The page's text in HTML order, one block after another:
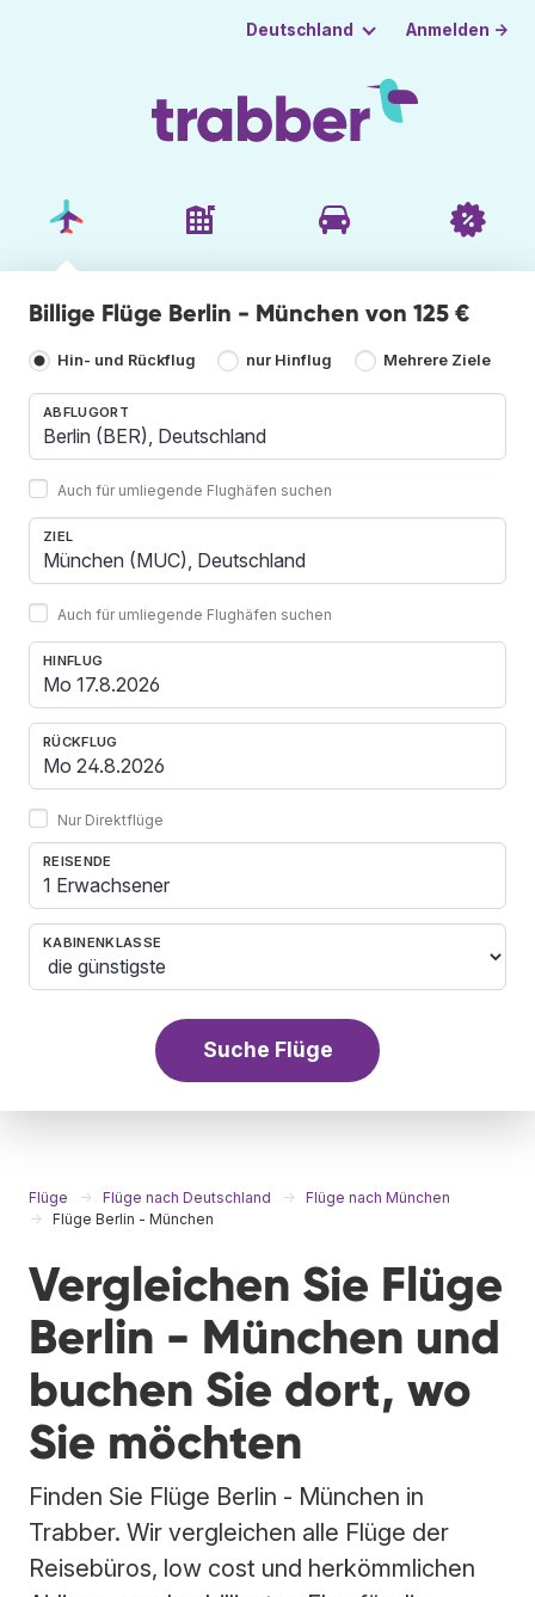
Deutschland Anmelden →
Billige Flüge Berlin - München von 125 €
Hin- und Rückflug nur Hinflug Mehrere Ziele
ABFLUGORT
Auch für umliegende Flughäfen suchen
ZIEL
Auch für umliegende Flughäfen suchen
HINFLUG
RÜCKFLUG
Nur Direktflüge
REISENDE
1 Erwachsener
KABINENKLASSE
Suche Flüge
Flüge Flüge nach Deutschland
Flüge nach München
Flüge Berlin - München
Vergleichen Sie Flüge
Berlin - München und
buchen Sie dort, wo
Sie möchten
Finden Sie Flüge Berlin - München in
Trabber. Wir vergleichen alle Flüge der
Reisebüros, low cost und herkömmlichen